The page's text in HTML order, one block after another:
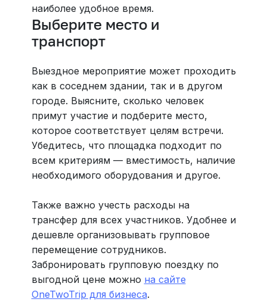
наиболее удобное время.
Выберите место и
транспорт
Выездное мероприятие может проходить
как в соседнем здании, так и в другом
городе. Выясните, сколько человек
примут участие и подберите место,
которое соответствует целям встречи.
Убедитесь, что площадка подходит по
всем критериям — вместимость, наличие
необходимого оборудования и другое.
Также важно учесть расходы на
трансфер для всех участников. Удобнее и
дешевле организовывать групповое
перемещение сотрудников.
Забронировать групповую поездку по
выгодной цене можно на сайте
OneTwoTrip для бизнеса.